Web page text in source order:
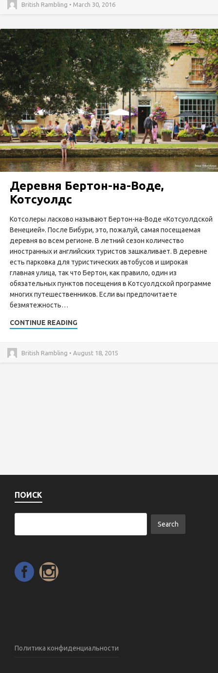
British Rambling • March 30, 2016
Деревня Бертон-на-Воде,
Котсуолдс
Котсолеры ласково называют Бертон-на-Воде «Котсуолдской
Венецией». После Бибури, это, пожалуй, самая посещаемая
деревня во всем регионе. В летний сезон количество
иностранных и английских туристов зашкаливает. В деревне
есть парковка для туристических автобусов и широкая
главная улица, так что Бертон, как правило, один из
обязательных пунктов посещения в Котсуолдской программе
многих путешественников. Если вы предпочитаете
безмятежность…
CONTINUE READING
British Rambling • August 18, 2015
ПОИСК
Политика конфиденциальности